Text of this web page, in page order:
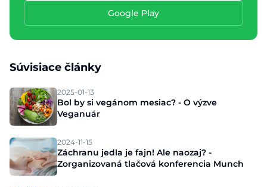
Google Play
Súvisiace články
2025-01-13
Bol by si vegánom mesiac? - O výzve
Veganuár
2024-11-15
Záchranu jedla je fajn! Ale naozaj? -
Zorganizovaná tlačová konferencia Munch